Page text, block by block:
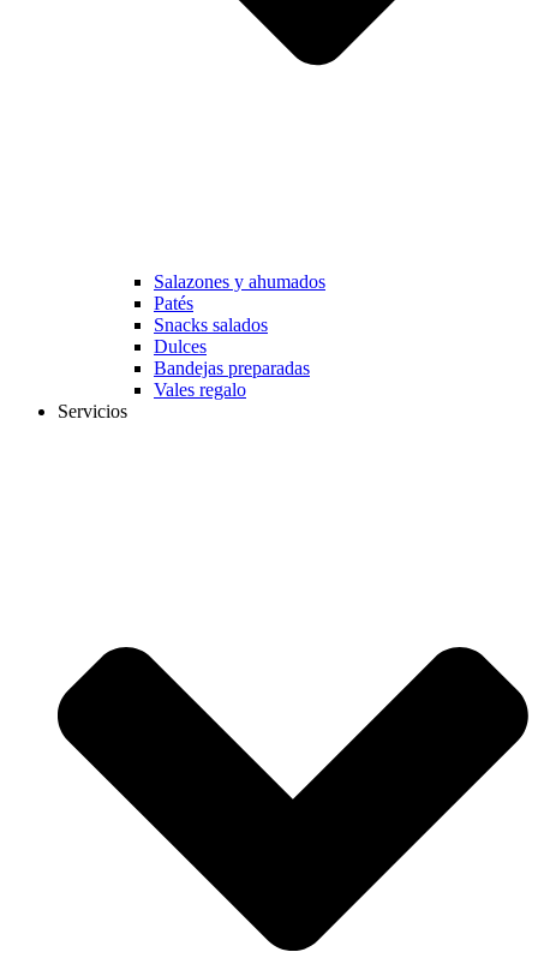
Salazones y ahumados
Patés
Snacks salados
Dulces
Bandejas preparadas
Vales regalo
Servicios